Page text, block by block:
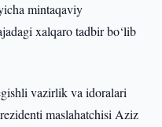
mintaqaviy
xalqaro tadbir bo‘lib
vazirlik va idoralari
maslahatchisi Aziz